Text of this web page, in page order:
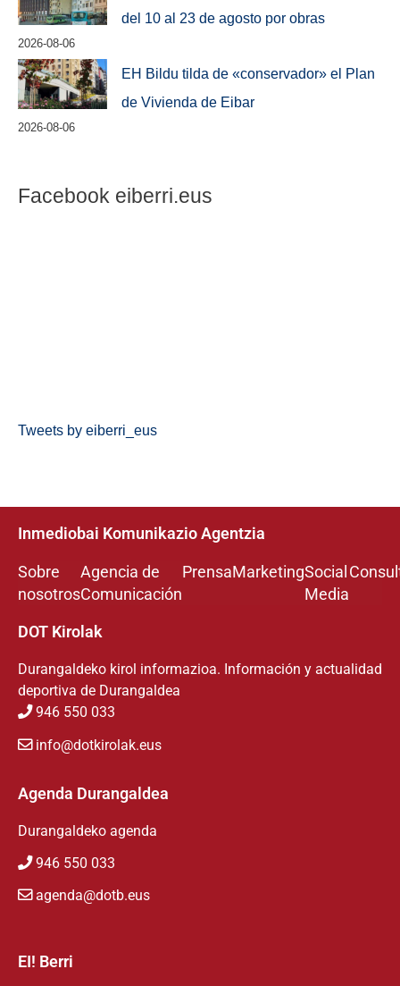
del 10 al 23 de agosto por obras
2026-08-06
EH Bildu tilda de «conservador» el Plan
de Vivienda de Eibar
2026-08-06
Facebook eiberri.eus
Tweets by eiberri_eus
Inmediobai Komunikazio Agentzia
Sobre
nosotros
Agencia de
Comunicación
PrensaMarketingSocial
Media
DOT Kirolak
Durangaldeko kirol informazioa. Información y actualidad
deportiva de Durangaldea
946 550 033
info@dotkirolak.eus
Agenda Durangaldea
Durangaldeko agenda
946 550 033
agenda@dotb.eus
EI! Berri